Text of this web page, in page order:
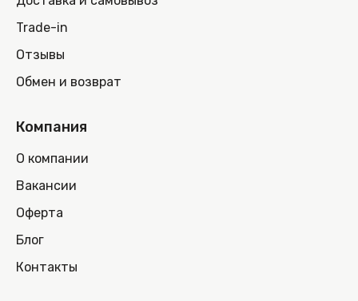
Trade-in
Отзывы
Обмен и возврат
Компания
О компании
Вакансии
Оферта
Блог
Контакты